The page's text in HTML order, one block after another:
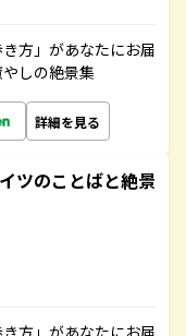
方」があなたにお届
しの絶景集
詳細を見る
ツのことばと絶景
方」があなたにお届